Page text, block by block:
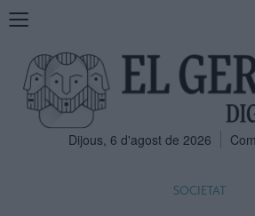
Mostra
navegació
Dijous, 6 d'agost de 2026
SOCIETAT